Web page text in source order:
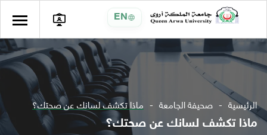
EN
الرئيسية صحيفة الجامعة ماذا تكشف لسانك عن صحتك؟
ماذا تكشف لسانك عن صحتك؟